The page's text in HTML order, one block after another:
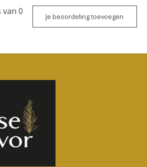
van 0
Je beoordeling toevoegen